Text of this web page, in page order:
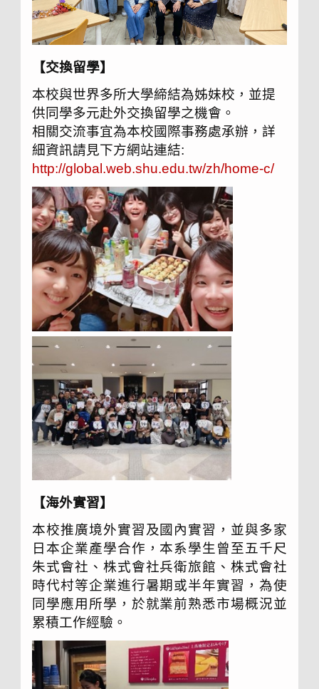
【交換留學】
本校與世界多所大學締結為姊妹校，並提
供同學多元赴外交換留學之機會。
相關交流事宜為本校國際事務處承辦，詳
細資訊請見下方網站連結:
http://global.web.shu.edu.tw/zh/home-c/
【海外實習】
本校推廣境外實習及國內實習，並與多家
日本企業產學合作，本系學生曾至五千尺
朱式會社、株式會社兵衛旅館、株式會社
時代村等企業進行暑期或半年實習，為使
同學應用所學，於就業前熟悉市場概況並
累積工作經驗。